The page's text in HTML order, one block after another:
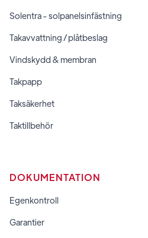
Solentra - solpanelsinfästning
Takavvattning / plåtbeslag
Vindskydd & membran
Takpapp
Taksäkerhet
Taktillbehör
DOKUMENTATION
Egenkontroll
Garantier